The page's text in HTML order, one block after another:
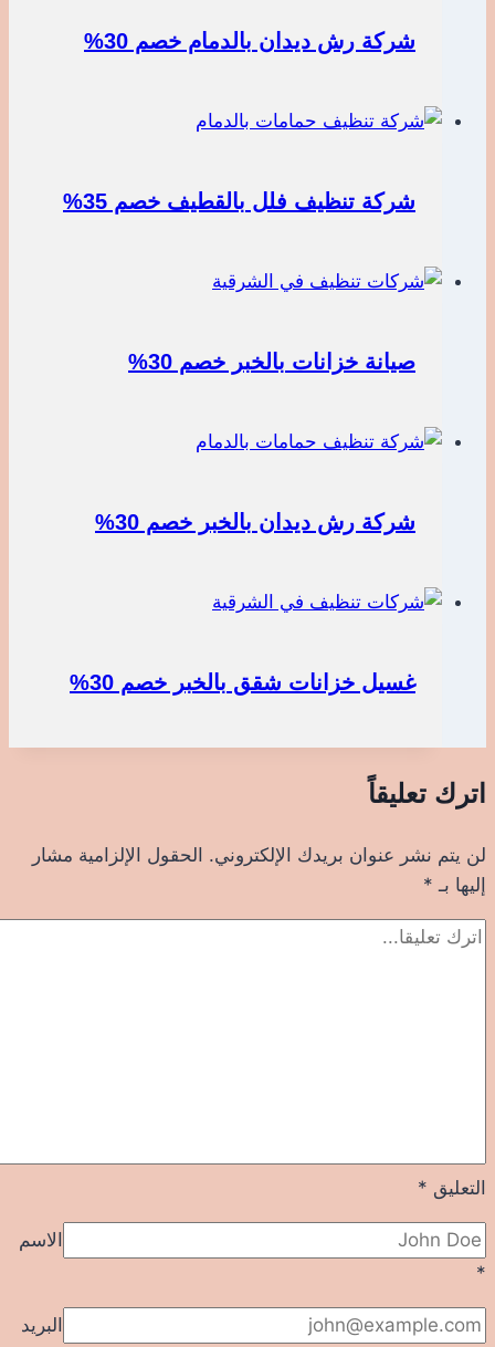
شركة رش ديدان بالدمام خصم 30%
شركة تنظيف فلل بالقطيف خصم 35%
صيانة خزانات بالخبر خصم 30%
شركة رش ديدان بالخبر خصم 30%
غسيل خزانات شقق بالخبر خصم 30%
اترك تعليقاً
لن يتم نشر عنوان بريدك الإلكتروني. الحقول الإلزامية مشار
إليها بـ *
التعليق *
الاسم
*
البريد